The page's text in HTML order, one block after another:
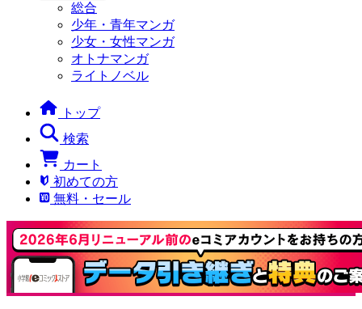
総合
少年・青年マンガ
少女・女性マンガ
オトナマンガ
ライトノベル
トップ
検索
カート
初めての方
無料・セール